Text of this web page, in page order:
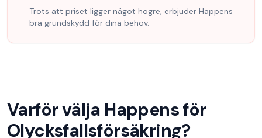
Trots att priset ligger något högre, erbjuder Happens
bra grundskydd för dina behov.
Varför välja Happensför
Olycksfallsförsäkring?